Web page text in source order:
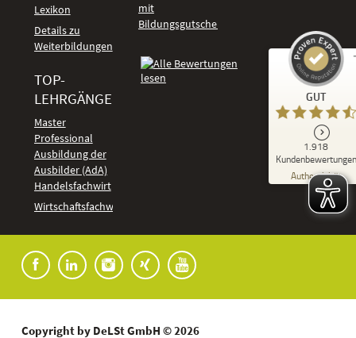
Lexikon
Details zu
Weiterbildungen
TOP-
LEHRGÄNGE
Master
Professional
Ausbildung der
Ausbilder (AdA)
Handelsfachwirt
Wirtschaftsfachwirt
mit
Bildungsgutschein
GUT
1.918
Kundenbewertungen
Authentizität
Kundenbewertungen und Erfahrungen zu
DeLSt - Deutsches eLearning Studieninstitut
92
%
Empfehlungen auf
ProvenExpert.com
anderen Quellen
Copyright by DeLSt GmbH © 2026